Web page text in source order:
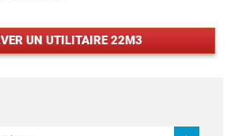
UN UTILITAIRE 22M3